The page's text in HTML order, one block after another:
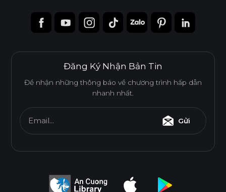
Đăng Ký Nhận Bản Tin
Để nhận những thông báo về chương trình hấp dẫn
nhanh nhất.
Email... Gửi